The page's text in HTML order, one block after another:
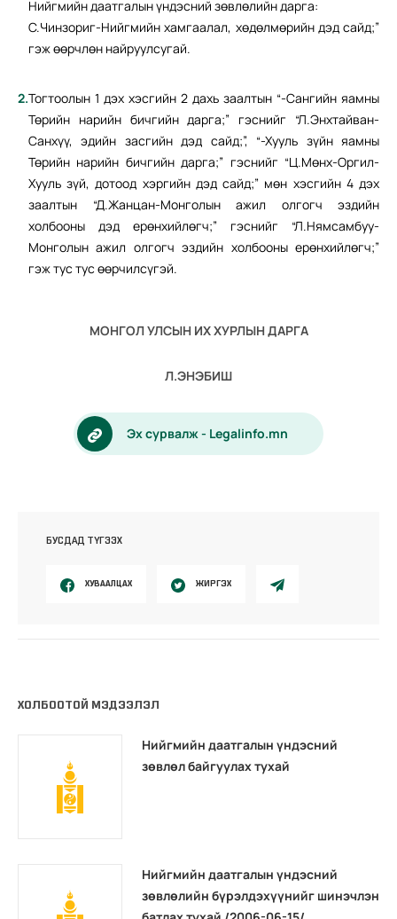
Нийгмийн даатгалын үндэсний зөвлөлийн дарга:
С.Чинзориг-Нийгмийн хамгаалал, хөдөлмөрийн дэд сайд;”
гэж өөрчлөн найруулсугай.
Тогтоолын 1 дэх хэсгийн 2 дахь заалтын “-Сангийн яамны
Төрийн нарийн бичгийн дарга;” гэснийг “Л.Энхтайван-
Санхүү, эдийн засгийн дэд сайд;”, “-Хууль зүйн яамны
Төрийн нарийн бичгийн дарга;” гэснийг “Ц.Мөнх-Оргил-
Хууль зүй, дотоод хэргийн дэд сайд;” мөн хэсгийн 4 дэх
заалтын “Д.Жанцан-Монголын ажил олгогч эздийн
холбооны дэд ерөнхийлөгч;” гэснийг “Л.Нямсамбуу-
Монголын ажил олгогч эздийн холбооны ерөнхийлөгч;”
гэж тус тус өөрчилсүгэй.
МОНГОЛ УЛСЫН ИХ ХУРЛЫН ДАРГА
Л.ЭНЭБИШ
Эх сурвалж - Legalinfo.mn
БУСДАД ТҮГЭЭХ
ХУВААЛЦАХ ЖИРГЭХ
ХОЛБООТОЙ МЭДЭЭЛЭЛ
Нийгмийн даатгалын үндэсний
зөвлөл байгуулах тухай
Нийгмийн даатгалын үндэсний
зөвлөлийн бүрэлдэхүүнийг шинэчлэн